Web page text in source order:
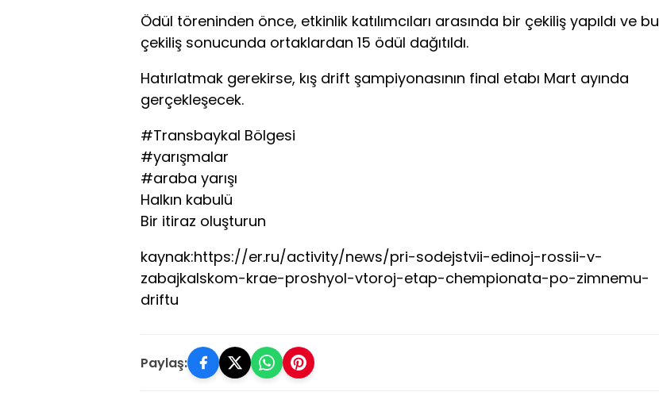
Ödül töreninden önce, etkinlik katılımcıları arasında bir çekiliş yapıldı ve bu
çekiliş sonucunda ortaklardan 15 ödül dağıtıldı.
Hatırlatmak gerekirse, kış drift şampiyonasının final etabı Mart ayında
gerçekleşecek.
#Transbaykal Bölgesi
#yarışmalar
#araba yarışı
Halkın kabulü
Bir itiraz oluşturun
kaynak:https://er.ru/activity/news/pri-sodejstvii-edinoj-rossii-v-
zabajkalskom-krae-proshyol-vtoroj-etap-chempionata-po-zimnemu-
driftu
Paylaş: